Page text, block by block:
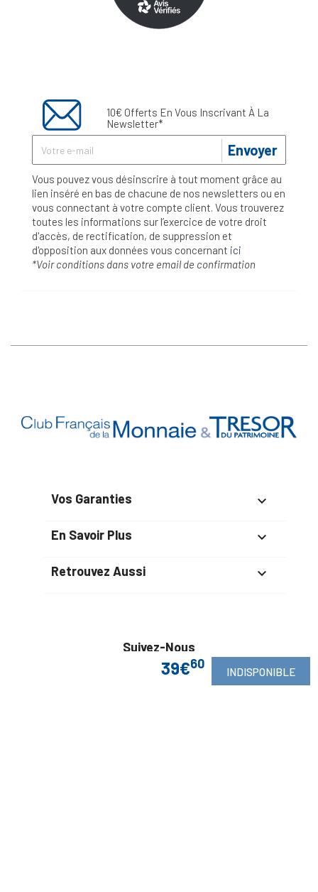
39€60
INDISPONIBLE
10€ Offerts En Vous Inscrivant À La
Newsletter*
Envoyer
Vous pouvez vous désinscrire à tout moment grâce au
lien inséré en bas de chacune de nos newsletters ou en
vous connectant à votre compte client. Vous trouverez
toutes les informations sur l’exercice de votre droit
d'accès, de rectification, de suppression et
d'opposition aux données vous concernant ici
*Voir conditions dans votre email de confirmation
Vos Garanties 
En Savoir Plus 
Retrouvez Aussi 
Suivez-Nous